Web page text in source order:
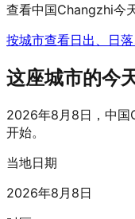
查看中国Changzhi今
按城市查看日出、日
这座城市的今
2026年8月8日，中国
开始。
当地日期
2026年8月8日